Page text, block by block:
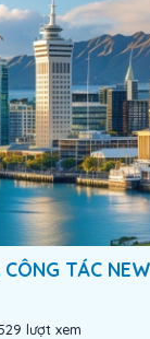
TÁC
lượt xem